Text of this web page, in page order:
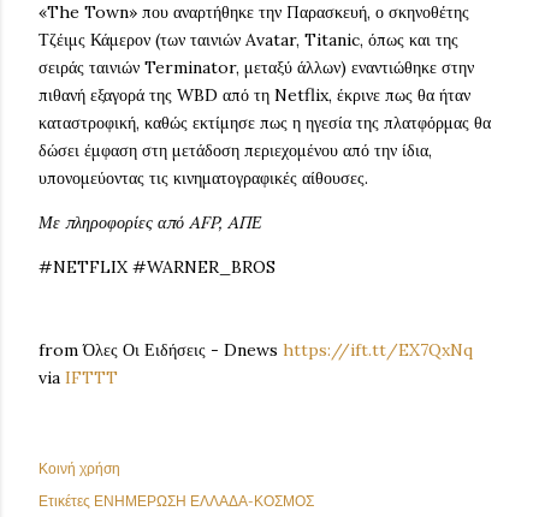
«The Town» που αναρτήθηκε την Παρασκευή, ο σκηνοθέτης
Τζέιμς Κάμερον (των ταινιών Avatar, Titanic, όπως και της
σειράς ταινιών Terminator, μεταξύ άλλων) εναντιώθηκε στην
πιθανή εξαγορά της WBD από τη Netflix, έκρινε πως θα ήταν
καταστροφική, καθώς εκτίμησε πως η ηγεσία της πλατφόρμας θα
δώσει έμφαση στη μετάδοση περιεχομένου από την ίδια,
υπονομεύοντας τις κινηματογραφικές αίθουσες.
Με πληροφορίες από AFP, AΠΕ
#NETFLIX #WARNER_BROS
from Όλες Οι Ειδήσεις - Dnews https://ift.tt/EX7QxNq
via IFTTT
Κοινή χρήση
Ετικέτες ΕΝΗΜΕΡΩΣΗ ΕΛΛΑΔΑ-ΚΟΣΜΟΣ